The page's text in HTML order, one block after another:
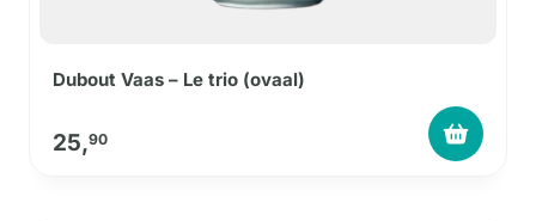
Dubout Vaas – Le trio (ovaal)
25,90